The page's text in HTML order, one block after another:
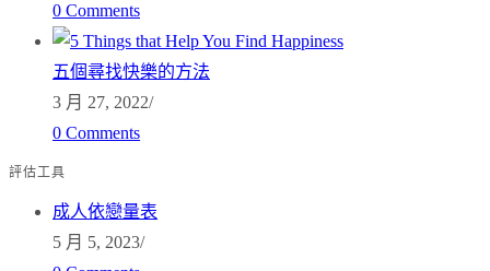
0 Comments
五個尋找快樂的方法
3 月 27, 2022/
0 Comments
評估工具
成人依戀量表
5 月 5, 2023/